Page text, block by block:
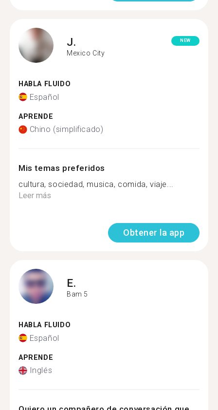
J.
Mexico City
NEW
HABLA FLUIDO
Español
APRENDE
Chino (simplificado)
Mis temas preferidos
cultura, sociedad, musica, comida, viaje...
Leer más
Obtener la app
E.
Bam 5
HABLA FLUIDO
Español
APRENDE
Inglés